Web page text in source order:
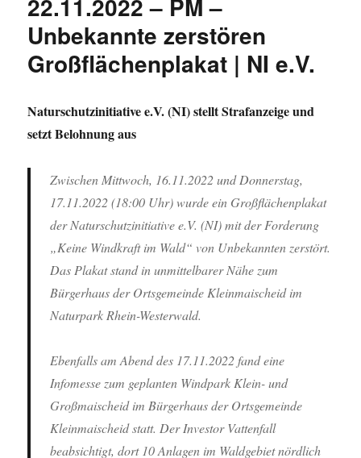
22.11.2022 – PM –
Unbekannte zerstören
Großflächenplakat | NI e.V.
Naturschutzinitiative e.V. (NI) stellt Strafanzeige und
setzt Belohnung aus
Zwischen Mittwoch, 16.11.2022 und Donnerstag,
17.11.2022 (18:00 Uhr) wurde ein Großflächenplakat
der Naturschutzinitiative e.V. (NI) mit der Forderung
„Keine Windkraft im Wald“ von Unbekannten zerstört.
Das Plakat stand in unmittelbarer Nähe zum
Bürgerhaus der Ortsgemeinde Kleinmaischeid im
Naturpark Rhein-Westerwald.
Ebenfalls am Abend des 17.11.2022 fand eine
Infomesse zum geplanten Windpark Klein- und
Großmaischeid im Bürgerhaus der Ortsgemeinde
Kleinmaischeid statt. Der Investor Vattenfall
beabsichtigt, dort 10 Anlagen im Waldgebiet nördlich